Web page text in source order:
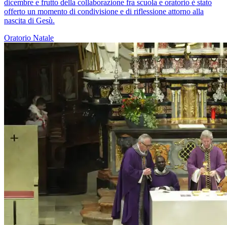
dicembre e frutto della collaborazione fra scuola e oratorio è stato
offerto un momento di condivisione e di riflessione attorno alla
nascita di Gesù.
Oratorio Natale